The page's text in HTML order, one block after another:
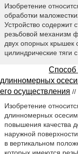
Изобретение
обработки
Устройство содержит
резьбовой механизм
двух опорных крышек
цилиндрические тяги
Способ
длинномерных
его осуществления //
Изобретение
длинномерных
повышения качества
наружной
в вертикальном
которых имеются